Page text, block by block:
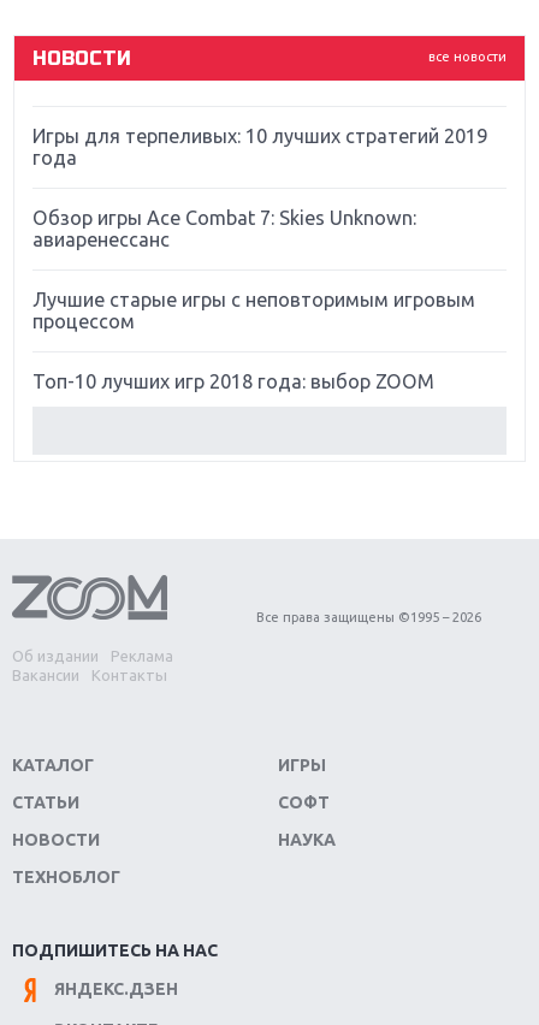
все новости
НОВОСТИ
Far Cry 5: хвалить нельзя ругать
Игры для терпеливых: 10 лучших стратегий 2019
года
Обзор игры Ace Combat 7: Skies Unknown:
авиаренессанс
Лучшие старые игры с неповторимым игровым
процессом
Топ-10 лучших игр 2018 года: выбор ZOOM
Обзор игры Forza Horizon 4: вершина эволюции
Две важных новинки для консолей: Spider-Man и
Divinity Original Sin 2
Switch
Обзор игры The Crew 2: покорение Америки
Важнейшие анонсы E3 2018
Крупнейшие релизы мая: Nintendo, Microsoft и
Об издании
Реклама
Вакансии
Контакты
Все права защищены ©1995 – 2026
КАТАЛОГ
СТАТЬИ
НОВОСТИ
ТЕХНОБЛОГ
ИГРЫ
СОФТ
НАУКА
ПОДПИШИТЕСЬ НА НАС
ЯНДЕКС.ДЗЕН